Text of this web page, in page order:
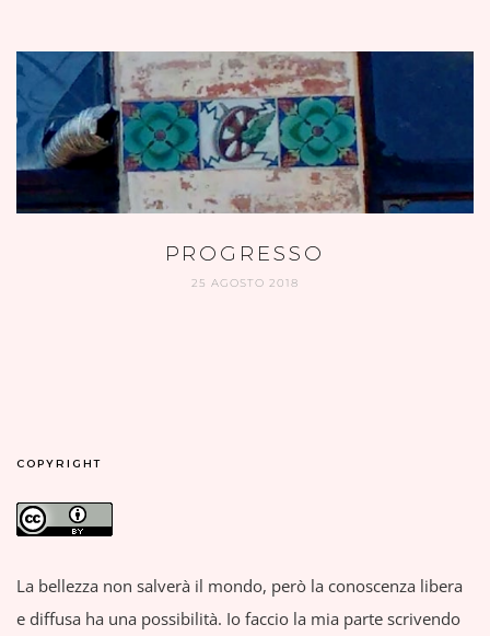
PROGRESSO
25 AGOSTO 2018
COPYRIGHT
La bellezza non salverà il mondo, però la conoscenza libera
e diffusa ha una possibilità. Io faccio la mia parte scrivendo